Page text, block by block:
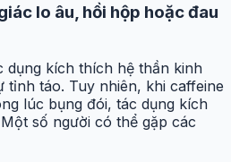
lo âu, hồi hộp hoặc đau
dụng kích thích hệ thần kinh
tỉnh táo. Tuy nhiên, khi caffeine
lúc bụng đói, tác dụng kích
số người có thể gặp các